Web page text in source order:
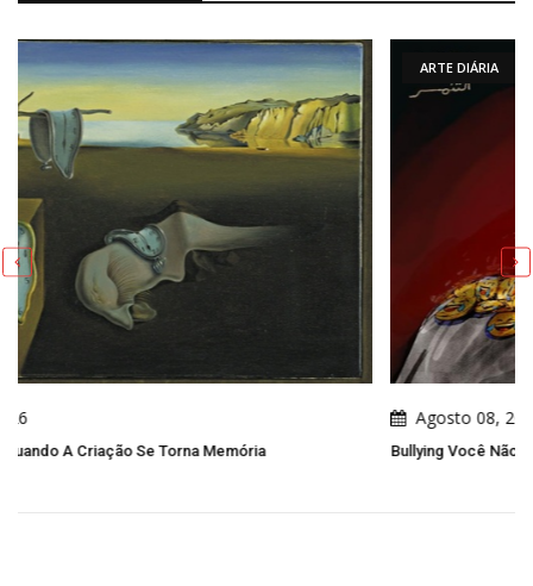
ARTE DIÁRIA
Bullying Você Não Sabe O Que O Bullying Muda Nas Outras